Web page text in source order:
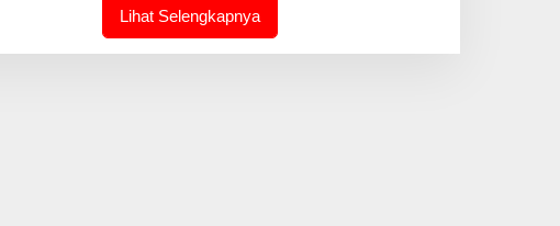
Lihat Selengkapnya